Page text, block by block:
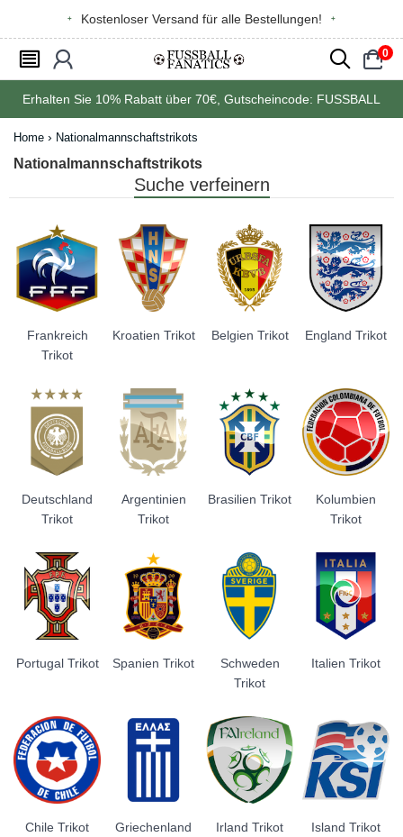
Kostenloser Versand für alle Bestellungen!
󰂩 󰃳 󰂨 0
󰃠
Erhalten Sie 10% Rabatt über 70€ , Gutscheincode: FUSSBALL
Home Nationalmannschaftstrikots
Nationalmannschaftstrikots
Suche verfeinern
Frankreich
Trikot
Kroatien Trikot Belgien Trikot England Trikot
Deutschland
Trikot
Argentinien
Trikot
Brasilien Trikot
Kolumbien
Trikot
Portugal Trikot Spanien Trikot
Schweden
Trikot
Italien Trikot
Chile Trikot
Griechenland
Irland Trikot Island Trikot